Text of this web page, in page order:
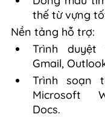
thế từ vựng
Nền tảng hỗ trợ:
Trình duyệt
Gmail,
Trình soạn
Microsoft
Docs.